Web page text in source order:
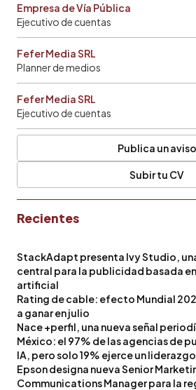
Empresa de Vía Pública
Ejecutivo de cuentas
Fefer Media SRL
Planner de medios
Fefer Media SRL
Ejecutivo de cuentas
Publica un aviso
Subir tu CV
Recientes
StackAdapt presenta Ivy Studio,
central para la publicidad basada
artificial
Rating de cable: efecto Mundial
a ganar en julio
Nace +perfil, una nueva señal
México: el 97% de las agencias de
IA, pero solo 19% ejerce un
Epson designa nueva Senior
Communications Manager para la